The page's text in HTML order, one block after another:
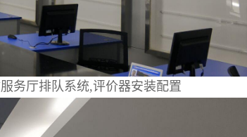
务厅排队系统,评价器安装配置